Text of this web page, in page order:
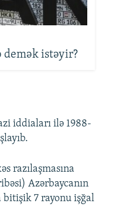
istəyir?
iddiaları ilə 1988-
razılaşmasına
Azərbaycanın
bitişik 7 rayonu işğal